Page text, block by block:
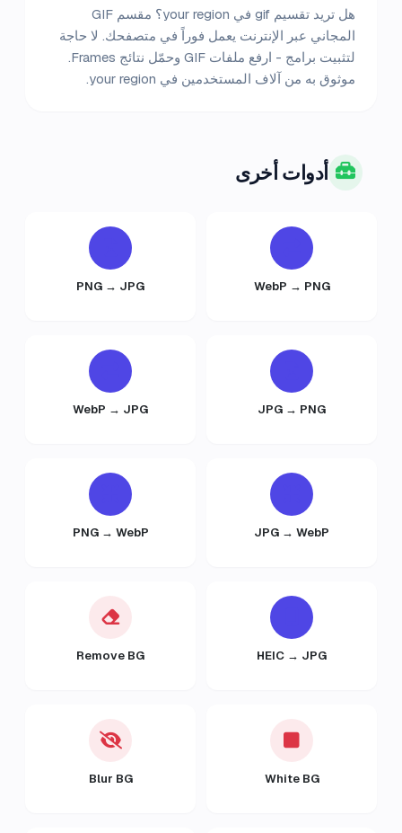
هل تريد تقسيم gif في your region؟ مقسم GIF
المجاني عبر الإنترنت يعمل فوراً في متصفحك. لا حاجة
لتثبيت برامج - ارفع ملفات GIF وحمّل نتائج Frames.
موثوق به من آلاف المستخدمين في your region.
أدوات أخرى
WebP → PNG
PNG → JPG
JPG → PNG
WebP → JPG
JPG → WebP
PNG → WebP
HEIC → JPG
Remove BG
White BG
Blur BG